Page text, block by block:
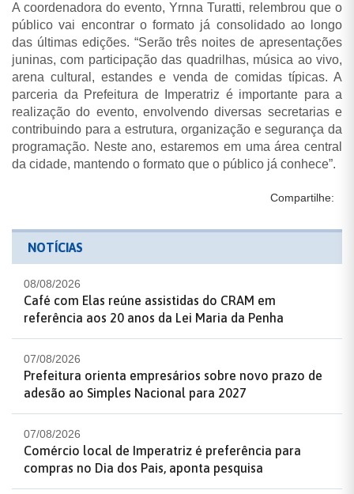
A coordenadora do evento, Yrnna Turatti, relembrou que o
público vai encontrar o formato já consolidado ao longo
das últimas edições. “Serão três noites de apresentações
juninas, com participação das quadrilhas, música ao vivo,
arena cultural, estandes e venda de comidas típicas. A
parceria da Prefeitura de Imperatriz é importante para a
realização do evento, envolvendo diversas secretarias e
contribuindo para a estrutura, organização e segurança da
programação. Neste ano, estaremos em uma área central
da cidade, mantendo o formato que o público já conhece”.
Compartilhe:
NOTÍCIAS
08/08/2026
Café com Elas reúne assistidas do CRAM em
referência aos 20 anos da Lei Maria da Penha
07/08/2026
Prefeitura orienta empresários sobre novo prazo de
adesão ao Simples Nacional para 2027
07/08/2026
Comércio local de Imperatriz é preferência para
compras no Dia dos Pais, aponta pesquisa